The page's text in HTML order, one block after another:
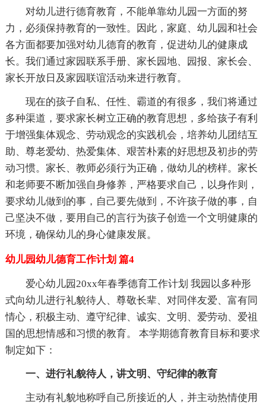
对幼儿进行德育教育，不能单靠幼儿园一方面的努
力，必须保持教育的一致性。因此，家庭、幼儿园和社会
各方面都要加强对幼儿德育的教育，促进幼儿的健康成
长。我们通过家园联系手册、家长园地、园报、家长会、
家长开放日及家园联谊活动来进行教育。
现在的孩子自私、任性、霸道的有很多，我们将通过
多种渠道，要求家长树立正确的教育思想，多给孩子有利
于增强集体观念、劳动观念的实践机会，培养幼儿团结互
助、尊老爱幼、热爱集体、艰苦朴素的好思想及初步的劳
动习惯。家长、教师必须行为正确，做幼儿的榜样。家长
和老师要不断加强自身修养，严格要求自己，以身作则，
要求幼儿做到的事，自己要先做到，不许孩子做的事，自
己坚决不做，要用自己的言行为孩子创造一个文明健康的
环境，确保幼儿的身心健康发展。
幼儿园幼儿德育工作计划 篇4
爱心幼儿园20xx年春季德育工作计划 我园以多种形
式向幼儿进行礼貌待人、尊敬长辈、对同伴友爱、富有同
情心，积极主动、遵守纪律、诚实、文明、爱劳动、爱祖
国的思想情感和习惯的教育。 本学期德育教育目标和要求
制定如下：
一、进行礼貌待人，讲文明、守纪律的教育
主动有礼貌地称呼自己所接近的人，并主动热情使用